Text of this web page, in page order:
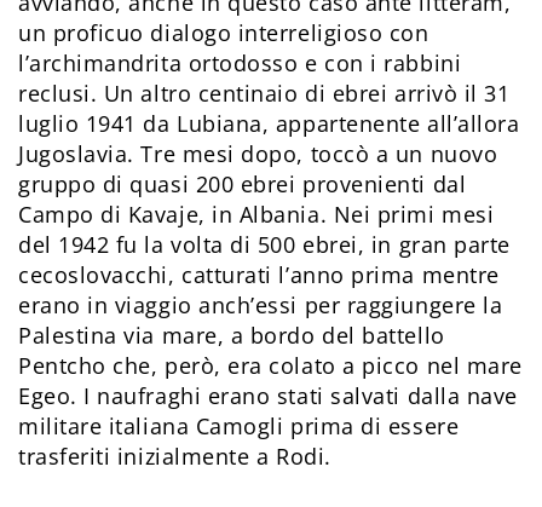
un proficuo dialogo interreligioso con
l’archimandrita ortodosso e con i rabbini
reclusi. Un altro centinaio di ebrei arrivò il 31
luglio 1941 da Lubiana, appartenente all’allora
Jugoslavia. Tre mesi dopo, toccò a un nuovo
gruppo di quasi 200 ebrei provenienti dal
Campo di Kavaje, in Albania. Nei primi mesi
del 1942 fu la volta di 500 ebrei, in gran parte
cecoslovacchi, catturati l’anno prima mentre
erano in viaggio anch’essi per raggiungere la
Palestina via mare, a bordo del battello
Pentcho che, però, era colato a picco nel mare
Egeo. I naufraghi erano stati salvati dalla nave
militare italiana Camogli prima di essere
trasferiti inizialmente a Rodi.